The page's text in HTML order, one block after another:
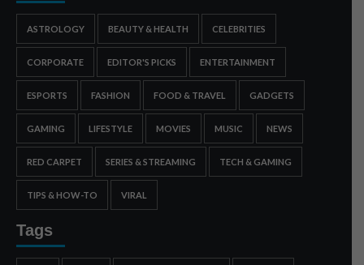
ASTROLOGY BEAUTY & HEALTH CELEBRITIES
CORPORATE EDITOR'S PICKS ENTERTAINMENT
ESPORTS FASHION FOOD & TRAVEL GADGETS
GAMING LIFESTYLE MOVIES MUSIC NEWS
RED CARPET SERIES & STREAMING TECH & GAMING
TIPS & HOW-TO VIRAL
Tags